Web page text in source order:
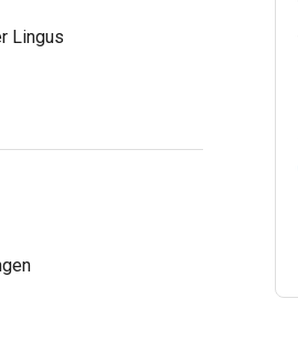
Lingus